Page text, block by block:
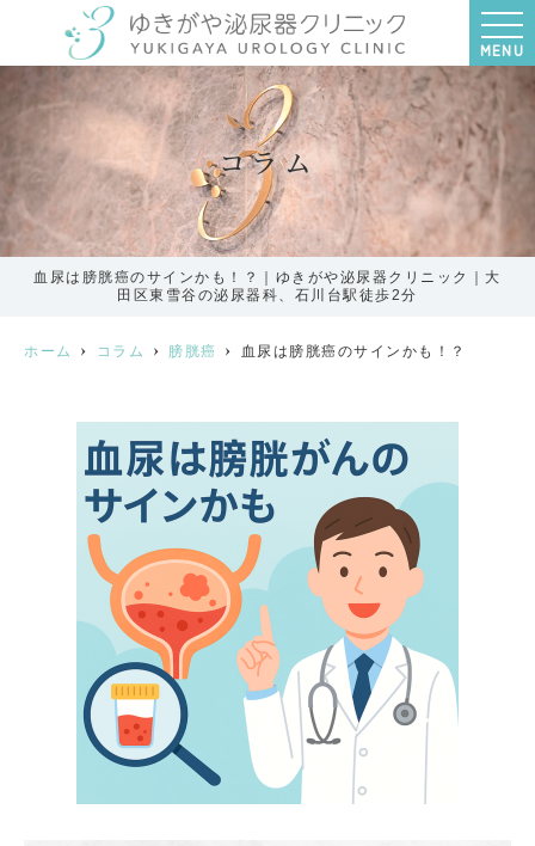
MENU
コラム
血尿は膀胱癌のサインかも！？｜ゆきがや泌尿器クリニック｜大
田区東雪谷の泌尿器科、石川台駅徒歩2分
ホーム コラム 膀胱癌 血尿は膀胱癌のサインかも！？